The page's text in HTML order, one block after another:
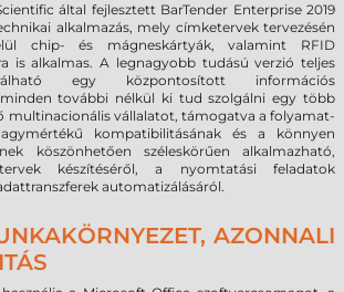
által fejlesztett BarTender Enterprise 2019
alkalmazás, mely címketervek tervezésén
chip- és mágneskártyák, valamint RFID
is alkalmas. A legnagyobb tudású verzió teljes
egy központosított információs
további nélkül ki tud szolgálni egy több
multinacionális vállalatot, támogatva a folyamat-
kompatibilitásának és a könnyen
köszönhetően széleskörűen alkalmazható,
készítéséről, a nyomtatási feladatok
automatizálásáról.
AZONNALI